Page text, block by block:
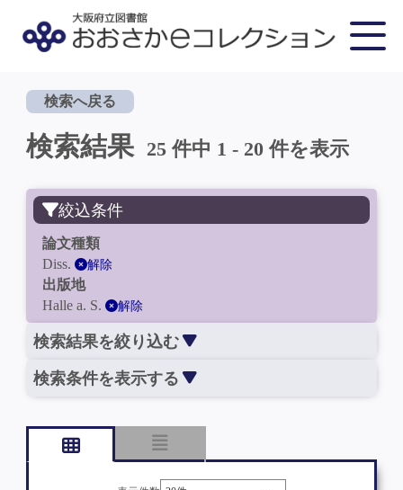
検索へ戻る
検索結果 25 件中 1 - 20 件を表示
絞込条件
論文種類
Diss.
解除
出版地
Halle a. S.
解除
検索結果を絞り込む
検索条件を表示する